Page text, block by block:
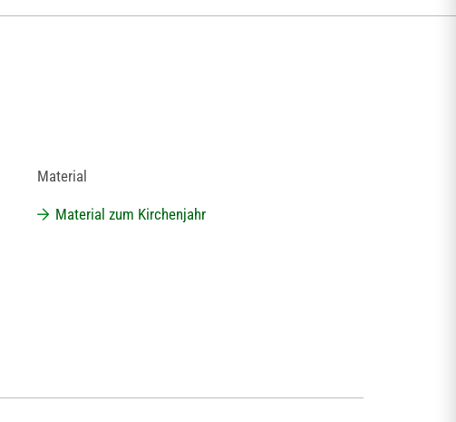
Material
Material zum Kirchenjahr